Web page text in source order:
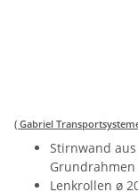
( Gabriel
Stirnwand
Lenkrollen ø